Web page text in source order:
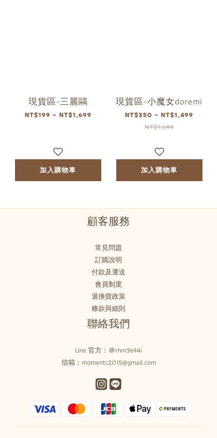
現貨區-三麗鷗
NT$199 ~ NT$1,699
加入購物車
現貨區-小魔女doremi
NT$350 ~ NT$1,499
NT$1,699
加入購物車
顧客服務
常見問題
訂購說明
付款及運送
會員制度
退換貨政策
條款與細則
聯絡我們
Line 官方： ＠rhm3694i
信箱：momentc2015@gmail.com